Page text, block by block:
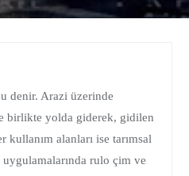
denir. Arazi üzerinde
birlikte yolda giderek, gidilen
alanları ise tarımsal
uygulamalarında rulo çim ve